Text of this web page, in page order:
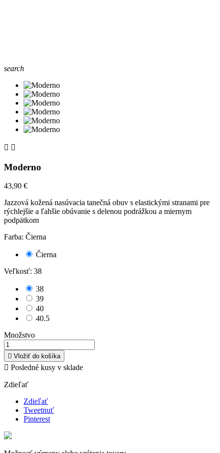
search
 
Moderno
43,90 €
Jazzová kožená nasúvacia tanečná obuv s elastickými stranami pre
rýchlejšie a ľahšie obúvanie s delenou podrážkou a miernym
podpätkom
Farba: Čierna
Čierna
Veľkosť: 38
38
39
40
40.5
Množstvo
 Vložiť do košíka
 Posledné kusy v sklade
Zdieľať
Zdieľať
Tweetnuť
Pinterest